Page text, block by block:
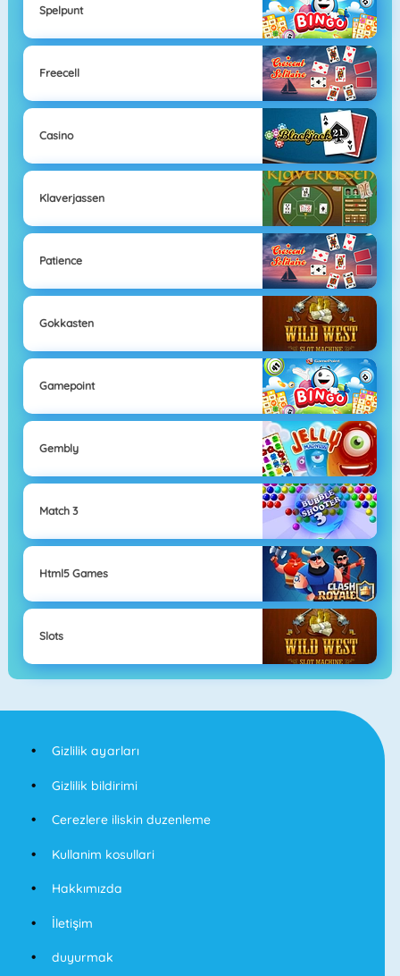
Spelpunt
Freecell
Casino
Klaverjassen
Patience
Gokkasten
Gamepoint
Gembly
Match 3
Html5 Games
Slots
Gizlilik ayarları
Gizlilik bildirimi
Cerezlere iliskin duzenleme
Kullanim kosullari
Hakkımızda
İletişim
duyurmak